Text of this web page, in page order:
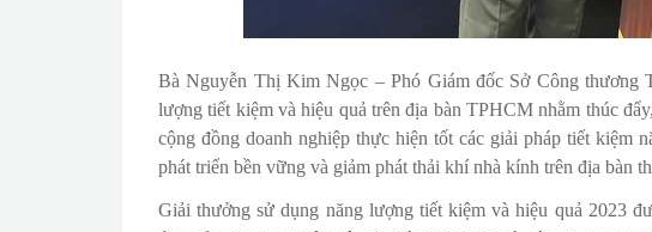
Bà Nguyễn Thị Kim Ngọc – Phó Giám đốc Sở Công thương
lượng tiết kiệm và hiệu quả trên địa bàn TPHCM nhằm thúc
cộng đồng doanh nghiệp thực hiện tốt các giải pháp tiết kiệm
phát triển bền vững và giảm phát thải khí nhà kính trên địa bàn
Giải thưởng sử dụng năng lượng tiết kiệm và hiệu quả 2023